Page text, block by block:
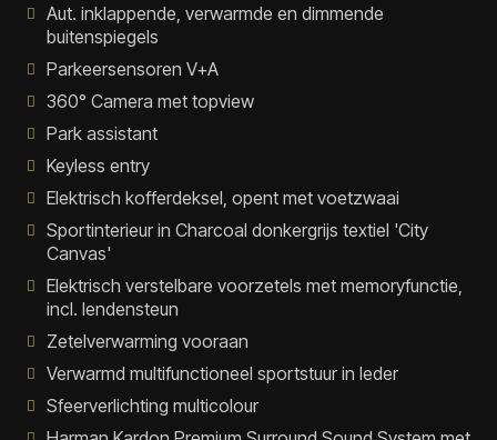
Aut. inklappende, verwarmde en dimmende
buitenspiegels
Parkeersensoren V+A
360° Camera met topview
Park assistant
Keyless entry
Elektrisch kofferdeksel, opent met voetzwaai
Sportinterieur in Charcoal donkergrijs textiel 'City
Canvas'
Elektrisch verstelbare voorzetels met memoryfunctie,
incl. lendensteun
Zetelverwarming vooraan
Verwarmd multifunctioneel sportstuur in leder
Sfeerverlichting multicolour